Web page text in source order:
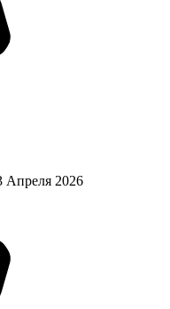
Апреля 2026